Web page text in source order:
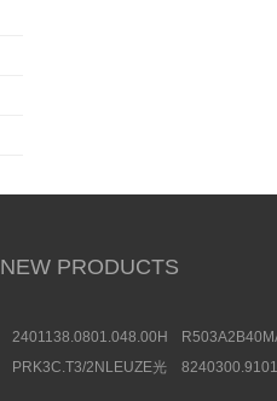
NEW PRODUCTS
2401138.0801.048.00HERION
数据
PRK3C.T3/2NLEUZE光